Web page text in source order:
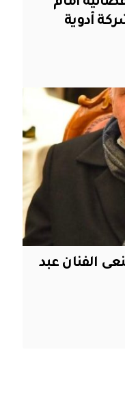
أدوية
الفنان عبد